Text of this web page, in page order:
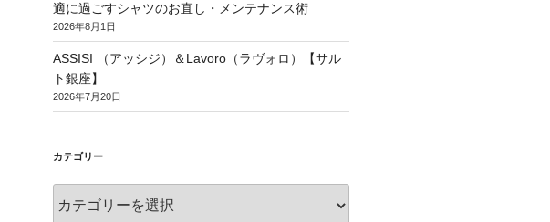
適に過ごすシャツのお直し・メンテナンス術
2026年8月1日
ASSISI （アッシジ）＆Lavoro（ラヴォロ）【サル
ト銀座】
2026年7月20日
カテゴリー